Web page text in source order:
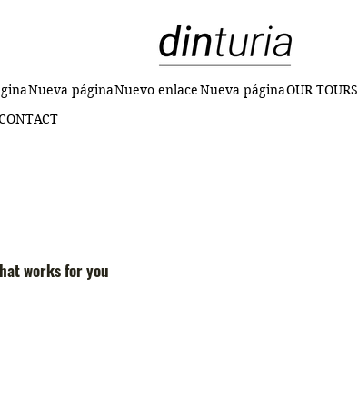
Nueva páginaNuevo enlaceNueva páginaOUR TOURS
works for you